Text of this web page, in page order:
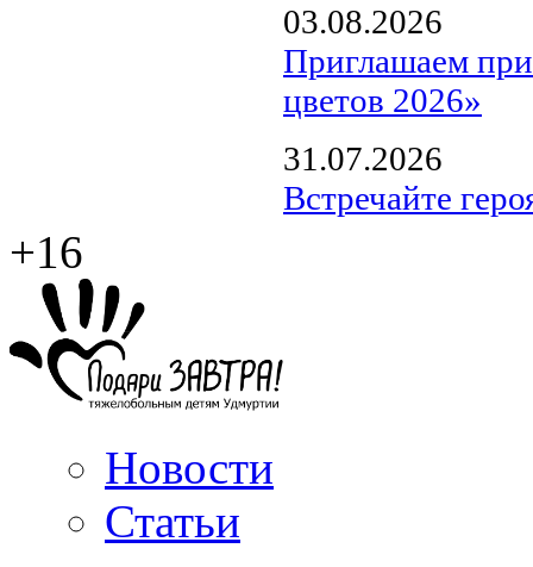
03.08.2026
Приглашаем
цветов 2026»
31.07.2026
Встречайте
+16
Новости
Статьи